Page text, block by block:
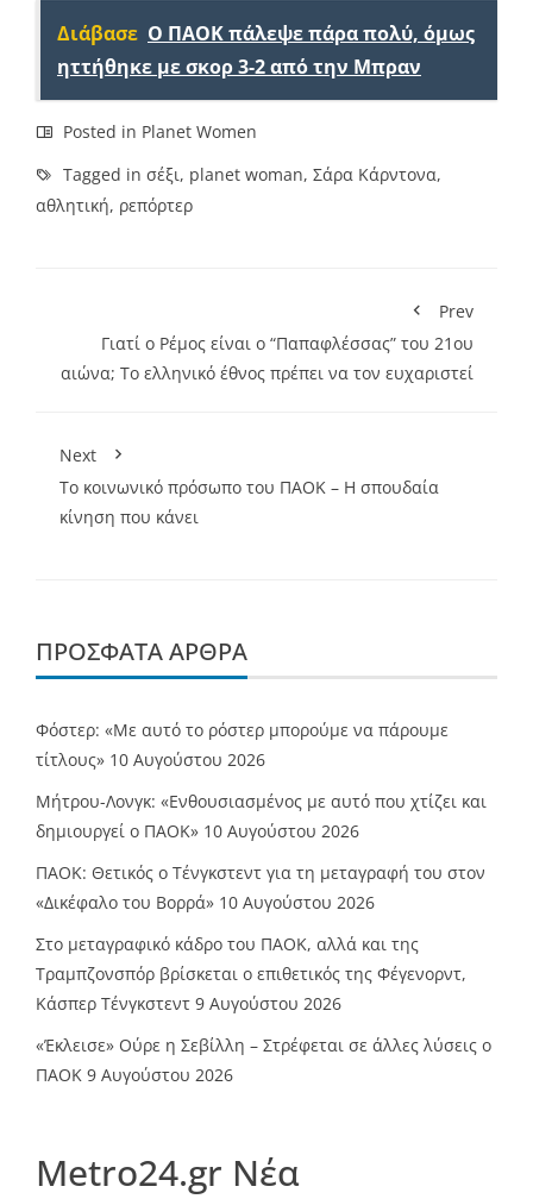
Διάβασε Ο ΠΑΟΚ πάλεψε πάρα πολύ, όμως
ηττήθηκε με σκορ 3-2 από την Μπραν
Posted in Planet Women
Tagged in σέξι, planet woman, Σάρα Κάρντονα,
αθλητική, ρεπόρτερ
Prev
Γιατί ο Ρέμος είναι ο “Παπαφλέσσας” του 21ου
αιώνα; Το ελληνικό έθνος πρέπει να τον ευχαριστεί
Next
To κοινωνικό πρόσωπο του ΠΑΟΚ – H σπουδαία
κίνηση που κάνει
ΠΡΌΣΦΑΤΑ ΆΡΘΡΑ
Φόστερ: «Με αυτό το ρόστερ μπορούμε να πάρουμε
τίτλους» 10 Αυγούστου 2026
Μήτρου-Λονγκ: «Ενθουσιασμένος με αυτό που χτίζει και
δημιουργεί ο ΠΑΟΚ» 10 Αυγούστου 2026
ΠΑΟΚ: Θετικός ο Τένγκστεντ για τη μεταγραφή του στον
«Δικέφαλο του Βορρά» 10 Αυγούστου 2026
Στο μεταγραφικό κάδρο του ΠΑΟΚ, αλλά και της
Τραμπζονσπόρ βρίσκεται ο επιθετικός της Φέγενορντ,
Κάσπερ Τένγκστεντ 9 Αυγούστου 2026
«Έκλεισε» Ούρε η Σεβίλλη – Στρέφεται σε άλλες λύσεις ο
ΠΑΟΚ 9 Αυγούστου 2026
Metro24.gr Νέα